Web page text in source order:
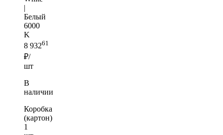
|
Белый
6000
K
8 93261
₽/
шт
В
наличии
Коробка
(картон)
1